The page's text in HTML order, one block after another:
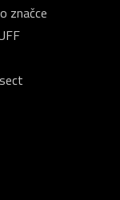
značce